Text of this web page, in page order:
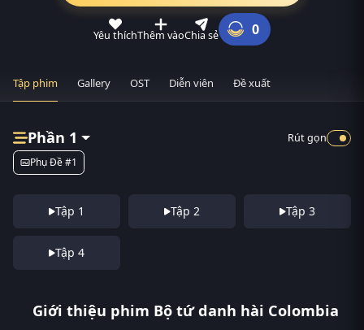
Yêu thíchThêm vàoChia sẻ 0
Tập phim Gallery OST Diễn viên Đề xuất
Phần 1
Phụ Đề #1
Rút gọn
Tập 1 Tập 2 Tập 3
Tập 4
Giới thiệu phim Bộ tứ danh hài Colombia